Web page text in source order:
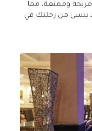
وممتعة، مما
ينسى من رحلتك في